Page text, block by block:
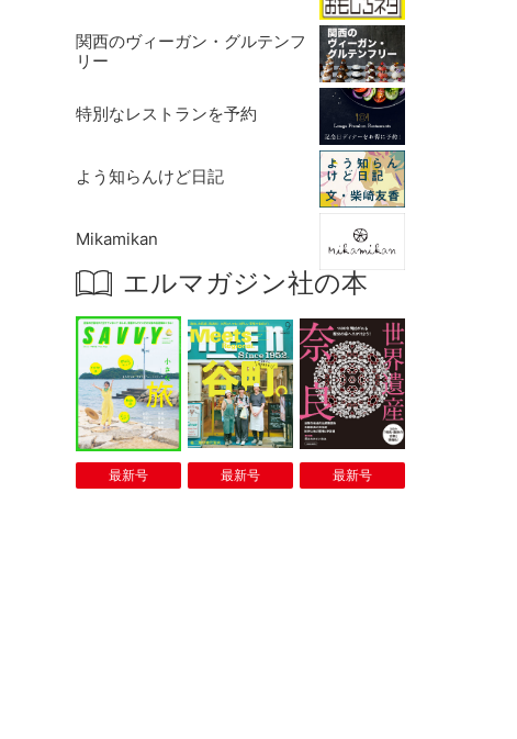
関西のヴィーガン・グルテンフ
リー
特別なレストランを予約
よう知らんけど日記
Mikamikan
エルマガジン社の本
最新号 最新号 最新号